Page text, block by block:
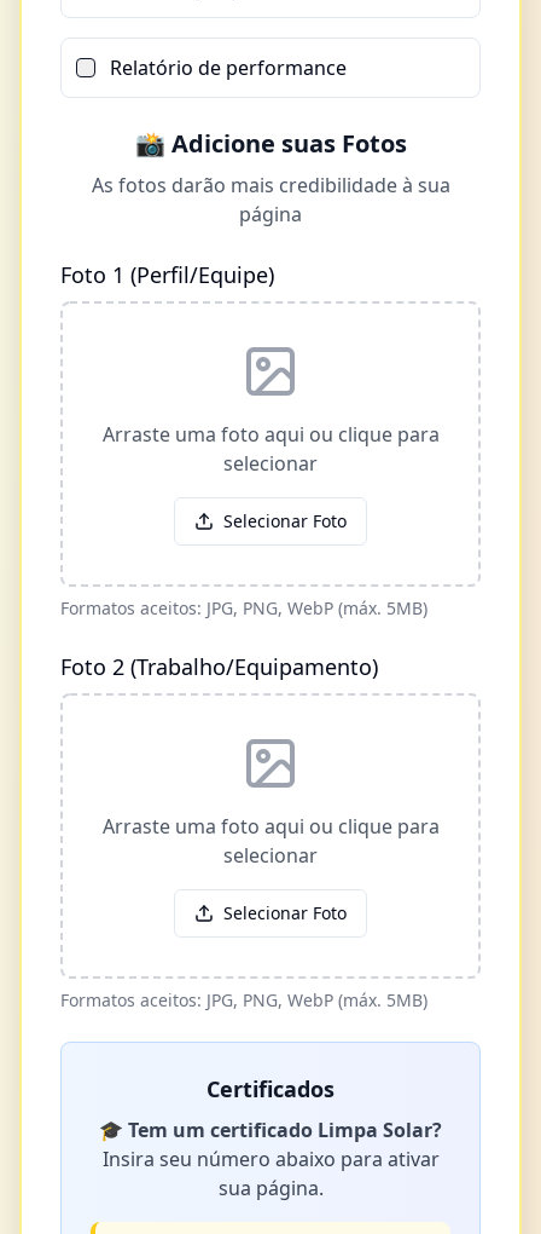
Relatório de performance
📸 Adicione suas Fotos
As fotos darão mais credibilidade à sua
página
Foto 1 (Perfil/Equipe)
Arraste uma foto aqui ou clique para
selecionar
Selecionar Foto
Formatos aceitos: JPG, PNG, WebP (máx. 5MB)
Foto 2 (Trabalho/Equipamento)
Arraste uma foto aqui ou clique para
selecionar
Selecionar Foto
Formatos aceitos: JPG, PNG, WebP (máx. 5MB)
Certificados
🎓 Tem um certificado Limpa Solar?
Insira seu número abaixo para ativar
sua página.